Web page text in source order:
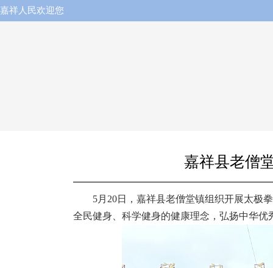
嘉祥人民欢迎您
嘉祥县老僧
5月20日，嘉祥县老僧堂镇组织开展太极
全民健身、科学健身的健康理念，弘扬中华